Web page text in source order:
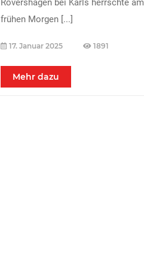
Rövershagen bei Karls herrschte am
frühen Morgen [...]
17. Januar 2025 1891
Mehr dazu